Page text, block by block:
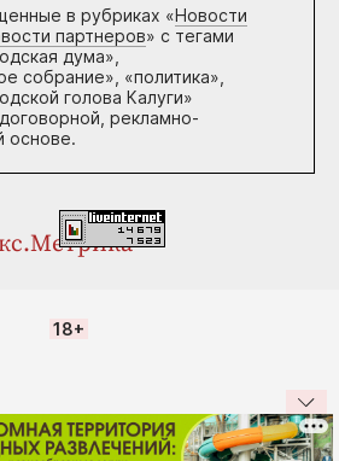
в рубриках «Новости
партнеров» с тегами
дума»,
собрание», «политика»,
голова Калуги»
рекламно-
основе.
18+